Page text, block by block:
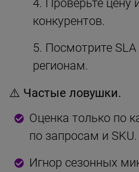
конкурентов.
Посмотрите
регионам.
⚠️ Частые ловушки.
Оценка только по
по запросам и SKU.
Игнор сезонных